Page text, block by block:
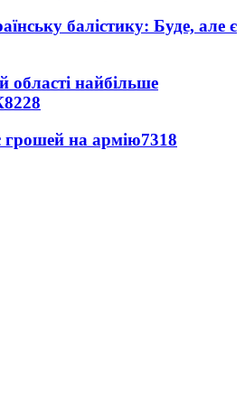
балістику: Буде, але є
області найбільше
8228
грошей на армію7318